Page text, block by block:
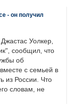
- он получил
Уолкер,
сообщил, что
об
с семьей в
из России. Что
словам, не